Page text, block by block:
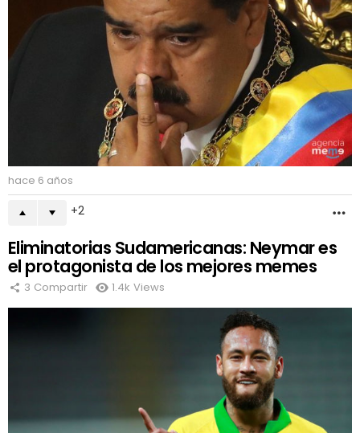
hace 6 años
2
Eliminatorias Sudamericanas: Neymar es
el protagonista de los mejores memes
3 Compartir 1.4k Views